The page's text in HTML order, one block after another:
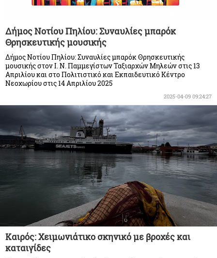
Δήμος Νοτίου Πηλίου: Συναυλίες μπαρόκ
Θρησκευτικής μουσικής
Δήμος Νοτίου Πηλίου: Συναυλίες μπαρόκ Θρησκευτικής
μουσικής στον Ι. Ν. Παμμεγίστων Ταξιαρχών Μηλεών στις 13
Απριλίου και στο Πολιτιστικό και Εκπαιδευτικό Κέντρο
Νεοχωρίου στις 14 Απριλίου 2025
2025-04-09 09:24:27
Καιρός: Χειμωνιάτικο σκηνικό με βροχές και
καταιγίδες